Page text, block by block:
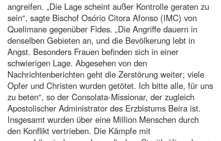
angreifen. „Die Lage scheint außer Kontrolle geraten zu
sein“, sagte Bischof Osório Citora Afonso (IMC) von
Quelimane gegenüber Fides. „Die Angriffe dauern in
denselben Gebieten an, und die Bevölkerung lebt in
Angst. Besonders Frauen befinden sich in einer
schwierigen Lage. Abgesehen von den
Nachrichtenberichten geht die Zerstörung weiter; viele
Opfer und Christen wurden getötet. Ich bitte alle, für uns
zu beten“, so der Consolata-Missionar, der zugleich
Apostolischer Administrator des Erzbistums Beira ist.
Insgesamt wurden über eine Million Menschen durch
den Konflikt vertrieben. Die Kämpfe mit